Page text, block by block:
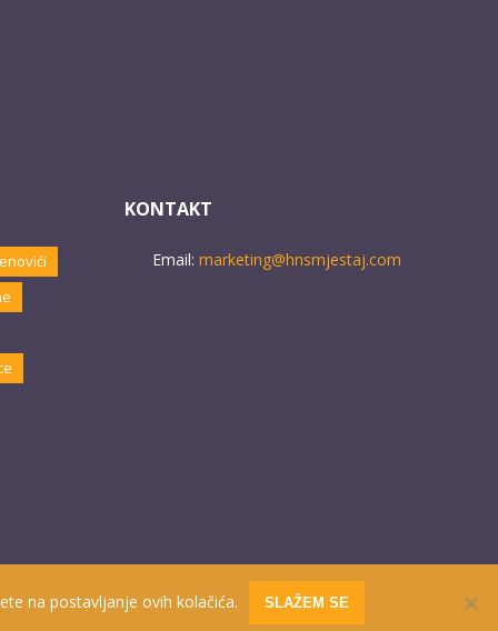
KONTAKT
Email: marketing@hnsmjestaj.com
na postavljanje ovih kolačića. SLAŽEM SE